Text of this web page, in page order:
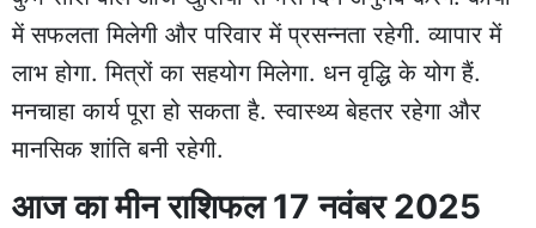
में सफलता मिलेगी और परिवार में प्रसन्नता रहेगी. व्यापार में
लाभ होगा. मित्रों का सहयोग मिलेगा. धन वृद्धि के योग हैं.
मनचाहा कार्य पूरा हो सकता है. स्वास्थ्य बेहतर रहेगा और
मानसिक शांति बनी रहेगी.
आज का मीन राशिफल 17 नवंबर 2025